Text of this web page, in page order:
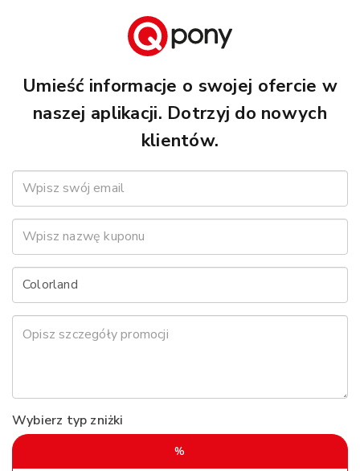
Umieść informacje o swojej ofercie w
naszej aplikacji. Dotrzyj do nowych
klientów.
Wybierz typ zniżki
%